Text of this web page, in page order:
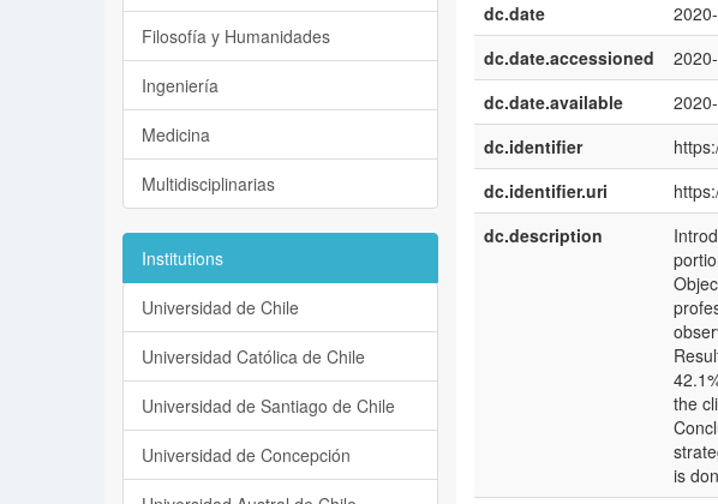
dc.date
dc.date.accessioned
dc.date.available
dc.identifier
dc.identifier.uri
dc.description
the
is
Filosofía y Humanidades
Ingeniería
Medicina
Multidisciplinarias
Institutions
Universidad de Chile
Universidad Católica de Chile
Universidad de Santiago de Chile
Universidad de Concepción